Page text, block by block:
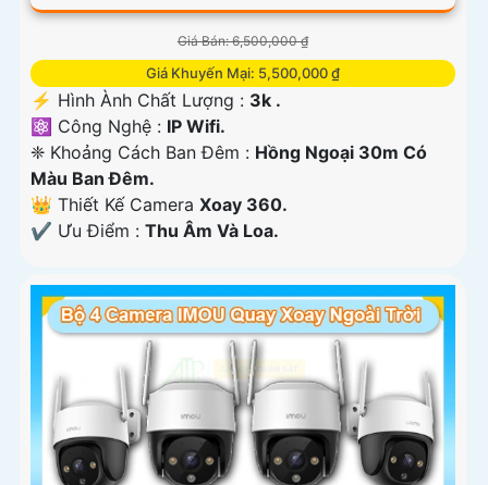
Giá Bán: 6,500,000 ₫
Giá Khuyến Mại: 5,500,000 ₫
️⚡ Hình Ành Chất Lượng : 3k .
⚛️ Công Nghệ : IP Wifi.
❈ Khoảng Cách Ban Đêm : Hồng Ngoại 30m Có
Màu Ban Ðêm.
👑 Thiết Kế Camera Xoay 360.
️✔️ Ưu Điểm : Thu Âm Và Loa.